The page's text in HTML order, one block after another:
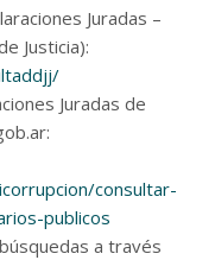
Juradas –
Justicia):
Juradas de
consultar-
publicos
a través